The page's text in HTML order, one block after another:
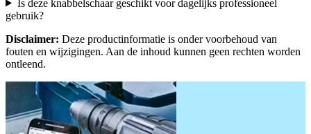
Is deze knabbelschaar geschikt voor dagelijks professioneel
gebruik?
Disclaimer: Deze productinformatie is onder voorbehoud van
fouten en wijzigingen. Aan de inhoud kunnen geen rechten worden
ontleend.